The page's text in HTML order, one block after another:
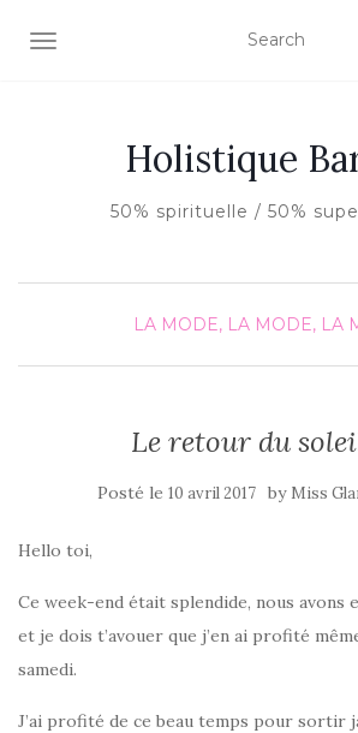
AFFICHER/MASQUER LA
Holistique
50% spirituelle / 50%
LA MODE, LA MODE, LA
Le retour du
Posté le 10 avril 2017 by Miss
Hello toi,
Ce week-end était splendide, nous avons
et je dois t’avouer que j’en ai profité
samedi.
J’ai profité de ce beau temps pour sortir